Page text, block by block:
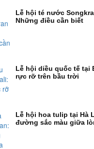
Lễ hội té nước
Những điều cần biết
Lễ hội diều quốc tế tại
rực rỡ trên bầu trời
Lễ hội hoa tulip tại Hà
đường sắc màu giữa